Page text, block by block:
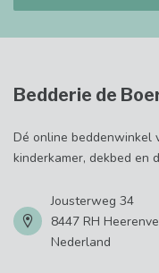
Bedderie de
Dé online beddenwinkel
kinderkamer, dekbed en
Jousterweg 34
8447 RH
Nederland